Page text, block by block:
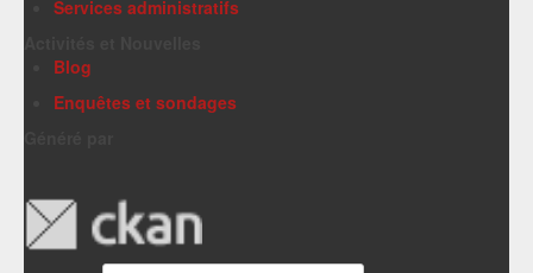
Services administratifs
Blog
Enquêtes et sondages